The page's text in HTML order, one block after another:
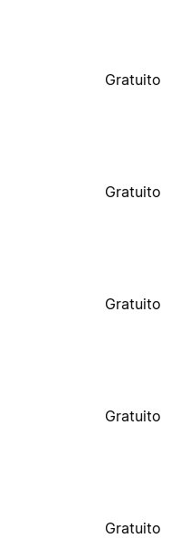
Gratuito
Gratuito
Gratuito
Gratuito
Gratuito